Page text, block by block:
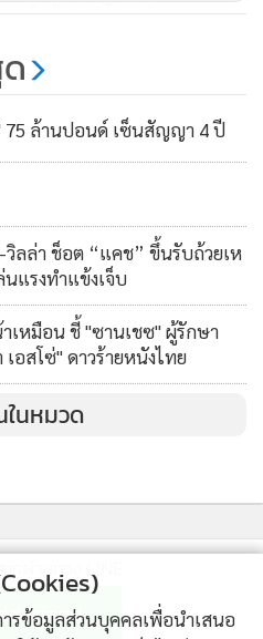
ยนต์แย้ม “ปาโต” ส่อแววซบเชล
75 ล้านปอนด์ เซ็นสัญญา 4 ปี
ลล่า ช็อต ​“แคช” ขึ้นรับถ้วยเห
แรงทำแข้งเจ็บ
เหมือน ชี้ "ซานเชซ" ผู้รักษา
อสโซ่" ดาวร้ายหนังไทย
ในหมวด
ผ่านทาง LINE
ารข้อมูลส่วนบุคคลเพื่อนำเสนอ